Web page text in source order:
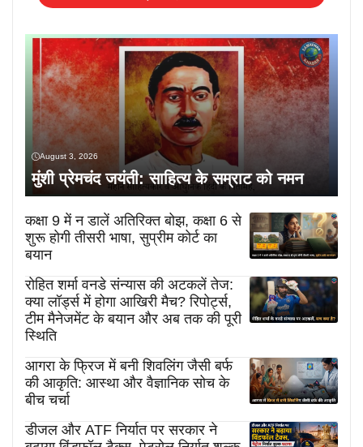
August 3, 2026
मुंशी प्रेमचंद जयंती: साहित्य के सम्राट को नमन
कक्षा 9 में न डालें अतिरिक्त बोझ, कक्षा 6 से
शुरू होगी तीसरी भाषा, सुप्रीम कोर्ट का
बयान
रोहित शर्मा वनडे संन्यास की अटकलें तेज:
क्या लॉर्ड्स में होगा आखिरी मैच? रिपोर्ट्स,
टीम मैनेजमेंट के बयान और अब तक की पूरी
स्थिति
आगरा के फ्रिज में बनी शिवलिंग जैसी बर्फ
की आकृति: आस्था और वैज्ञानिक सोच के
बीच चर्चा
डीजल और ATF निर्यात पर सरकार ने